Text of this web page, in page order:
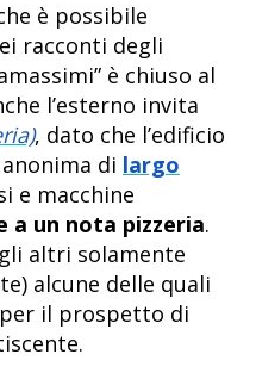
è possibile
racconti degli
è chiuso al
l’esterno invita
, dato che l’edificio
di largo
e macchine
a un nota pizzeria.
altri solamente
alcune delle quali
il prospetto di